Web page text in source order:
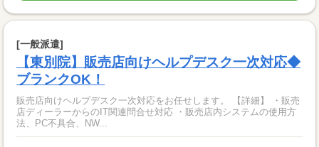
[一般派遣]
【東別院】販売店向けヘルプデスク一次対応◆
ブランクOK！
販売店向けヘルプデスク一次対応をお任せします。 【詳細】 ・販売
店ディーラーからのIT関連問合せ対応 ・販売店内システムの使用方
法、PC不具合、NW...